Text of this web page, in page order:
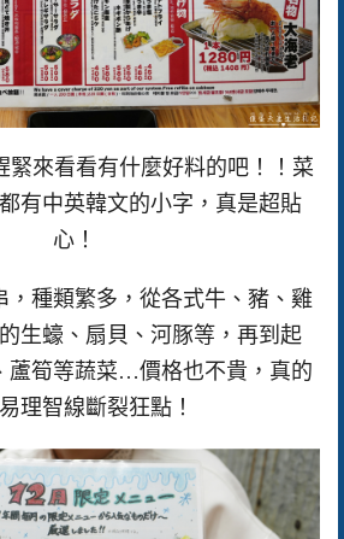
緊來看看有什麼好料的吧！！菜
有中英韓文的小字，真是超貼
心！
，種類繁多，從各式牛、豬、雞
生蠔、扇貝、河豚等，再到起
蘆筍等蔬菜…價格也不貴，真的
理智線斷裂狂點！